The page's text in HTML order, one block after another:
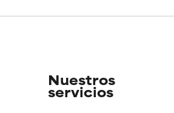
disponible pendiente de revisar.
disponible pendiente de revisar.
Nuestros
servicios